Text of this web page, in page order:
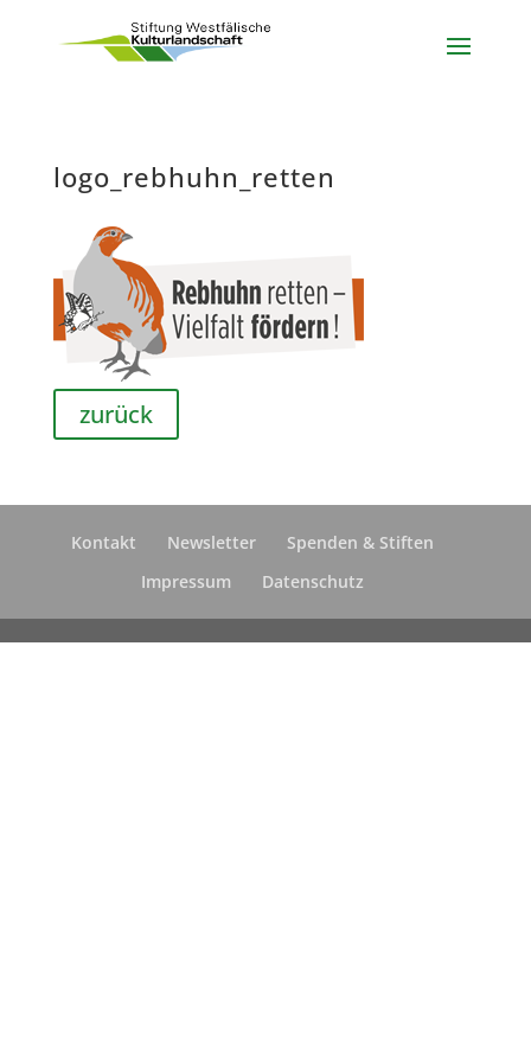
logo_rebhuhn_retten
zurück
Kontakt Newsletter
Spenden & Stiften
Impressum
Datenschutz